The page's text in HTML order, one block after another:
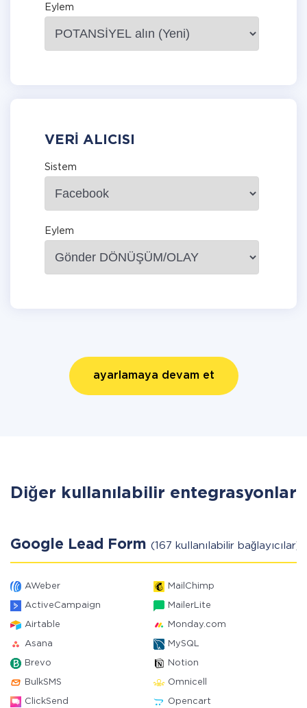
Eylem
VERI ALICISI
Sistem
Eylem
ayarlamaya devam et
Diğer kullanılabilir entegrasyonlar
Google Lead Form (167 kullanılabilir bağlayıcılar)
AWeber MailChimp
ActiveCampaign MailerLite
Airtable Monday.com
Asana MySQL
Brevo Notion
BulkSMS Omnicell
ClickSend Opencart